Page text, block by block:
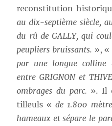
reconstitution
au dix-septième siècle,
du rû de GALLY, qui
peupliers bruissants. », «
par une longue colline
entre GRIGNON et
ombrages du parc. ». Il
tilleuls «de 1.800
hameaux et sépare le